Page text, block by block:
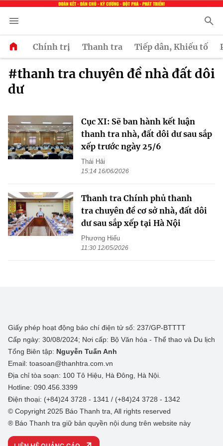
Chính trị Thanh tra Tiếp dân, Khiếu tố
#thanh tra chuyên đề nhà đất dôi
dư
Cục XI: Sẽ ban hành kết luận
thanh tra nhà, đất dôi dư sau sắp
xếp trước ngày 25/6
Thái Hải
15:14 16/06/2026
Thanh tra Chính phủ thanh
tra chuyên đề cơ sở nhà, đất dôi
dư sau sắp xếp tại Hà Nội
Phương Hiếu
11:30 12/05/2026
Giấy phép hoạt động báo chí điện tử số: 237/GP-BTTTT
Cấp ngày: 30/08/2024; Nơi cấp: Bộ Văn hóa - Thể thao và Du lịch
Tổng Biên tập: Nguyễn Tuấn Anh
Email: toasoan@thanhtra.com.vn
Địa chỉ tòa soạn: 100 Tô Hiệu, Hà Đông, Hà Nội.
Hotline: 090.456.3399
Điện thoại: (+84)24 3728 - 1341 / (+84)24 3728 - 1342
© Copyright 2025 Báo Thanh tra, All rights reserved
® Báo Thanh tra giữ bản quyền nội dung trên website này